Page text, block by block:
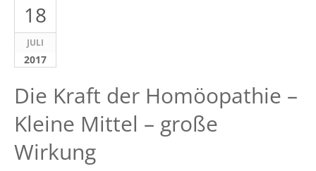
18
JULI
2017
Die Kraft der Homöopathie –
Kleine Mittel – große
Wirkung